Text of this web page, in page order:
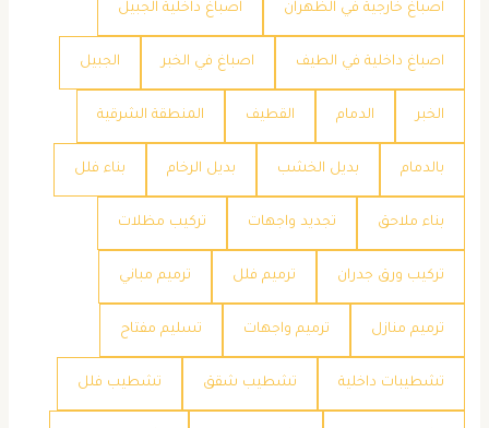
اصباغ خارجية في الظهران اصباغ داخلية الجبيل
اصباغ داخلية في الطيف اصباغ في الخبر الجبيل
الخبر الدمام القطيف المنطقة الشرقية
بالدمام بديل الخشب بديل الرخام بناء فلل
بناء ملاحق تجديد واجهات تركيب مظلات
تركيب ورق جدران ترميم فلل ترميم مباني
ترميم منازل ترميم واجهات تسليم مفتاح
تشطيبات داخلية تشطيب شقق تشطيب فلل